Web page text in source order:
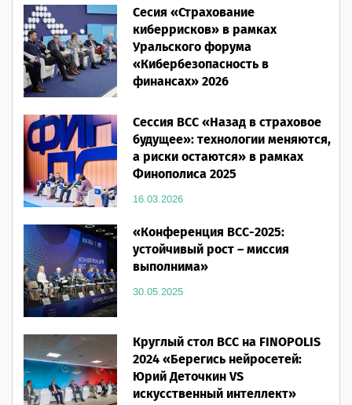
28.05.2026
Сесия «Страхование
киберрисков» в рамках
Уральского форума
«Кибербезопасность в
финансах» 2026
Сессия ВСС «Назад в страховое
будущее»: технологии меняются,
а риски остаются» в рамках
Финополиса 2025
16.03.2026
«Конференция ВСС-2025:
устойчивый рост – миссия
выполнима»
30.05.2025
Круглый стол ВСС на FINOPOLIS
2024 «Берегись нейросетей:
Юрий Деточкин VS
искусственный интеллект»